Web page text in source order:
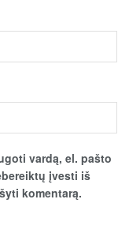
vardą, el. pašto
įvesti iš
komentarą.